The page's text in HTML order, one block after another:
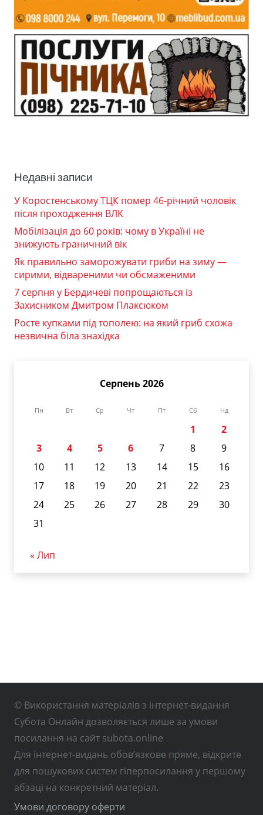
Недавні записи
У Коростенському ТЦК помер 46-річний чоловік
після проходження ВЛК
Мобілізація до 60 років: чому в Україні не
знижують граничний вік
Як правильно заморожувати гриби на зиму —
сирими, відвареними чи обсмаженими
7 серпня у Бердичеві попрощаються із
Захисником Дмитром Плаксюком
Росте купками під тополею: на який гриб схожа
незвична біла знахідка
Серпень 2026
Пн Вт Ср Чт Пт Сб Нд
1
2
3
4 5 6 7 8
9
10
11 12 13 14 15
16
17
18 19 20 21 22
23
24
25 26 27 28 29
30
31
« Лип
© Використання матеріалів з інтернет-видання
Субота Онлайн дозволяється лише за умови
посилання на сайт subota.online
Для інтернет-видань обов’язкове пряме, відкрите
для пошукових систем гіперпосилання у першому
абзаці на конкретний матеріал.
Умови договору оферти